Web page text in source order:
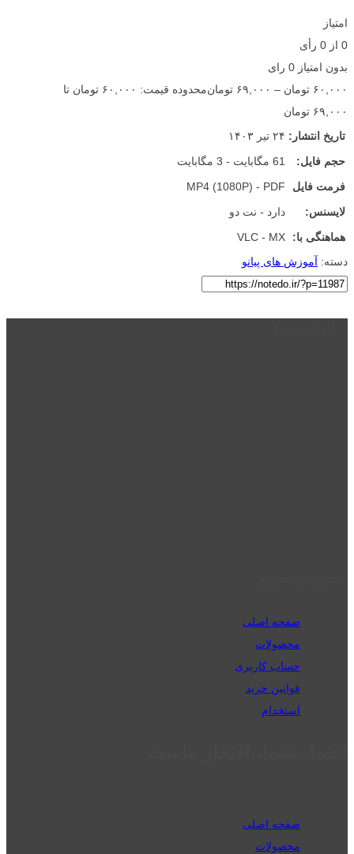
امتیاز
0 از 0 رأی
بدون امتیاز 0 رای
۶۰,۰۰۰ تومان – ۶۹,۰۰۰ تومان
محدوده قیمت: ۶۰,۰۰۰ تومان تا
۶۹,۰۰۰ تومان
تاریخ انتشار: ۲۴ تیر ۱۴۰۳
حجم فایل:
61 مگابایت - 3 مگابایت
فرمت فایل
MP4 (1080P) - PDF
لایسنس:
دارد - نت دو
هماهنگی با:
VLC - MX
دسته: آموزش های پیانو
صفحه اصلی
محصولات
حساب کاربری
قوانین خرید
استخدام
صفحه اصلی
محصولات